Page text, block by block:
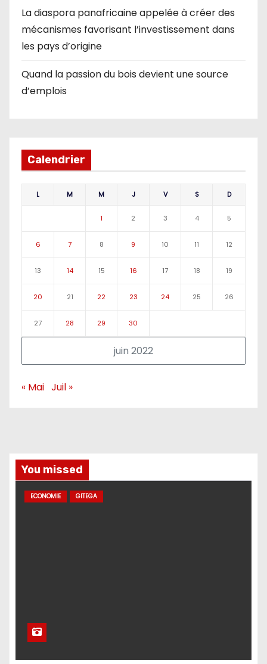
La diaspora panafricaine appelée à créer des
mécanismes favorisant l’investissement dans
les pays d’origine
Quand la passion du bois devient une source
d’emplois
Calendrier
juin 2022
L M M J V S D
1 2 3 4 5
6 7 8 9 10 11 12
13 14 15 16 17 18 19
20 21 22 23 24 25 26
27 28 29 30
« Mai Juil »
You missed
ECONOMIE GITEGA